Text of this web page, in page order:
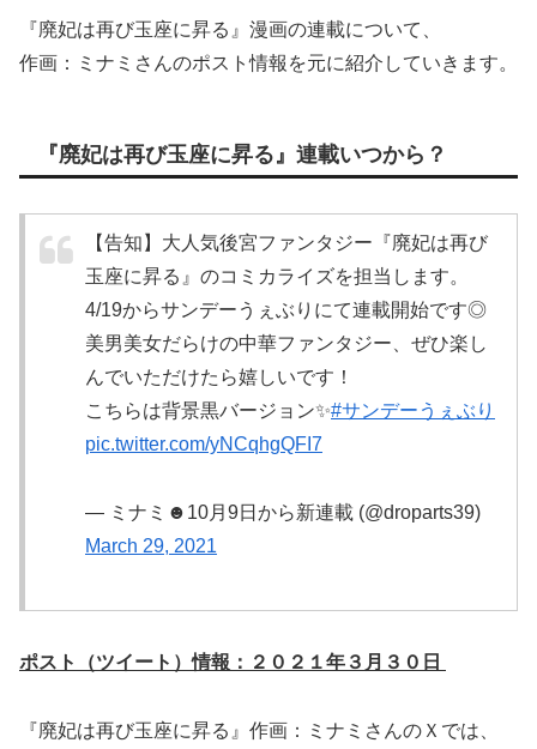
『廃妃は再び玉座に昇る』漫画の連載について、
作画：ミナミさんのポスト情報を元に紹介していきます。
『廃妃は再び玉座に昇る』連載いつから？
【告知】大人気後宮ファンタジー『廃妃は再び
玉座に昇る』のコミカライズを担当します。
4/19からサンデーうぇぶりにて連載開始です◎
美男美女だらけの中華ファンタジー、ぜひ楽し
んでいただけたら嬉しいです！
こちらは背景黒バージョン✨#サンデーうぇぶり
pic.twitter.com/yNCqhgQFI7
— ミナミ☻︎10月9日から新連載 (@droparts39)
March 29, 2021
ポスト（ツイート）情報：２０２１年３月３０日
『廃妃は再び玉座に昇る』作画：ミナミさんのＸでは、